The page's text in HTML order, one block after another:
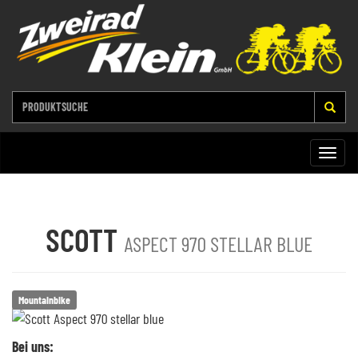
Toggle
SCOTT ASPECT 970 STELLAR BLUE
Mountainbike
Bei uns: